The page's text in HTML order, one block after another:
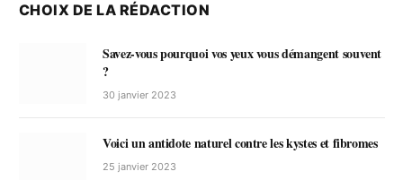
CHOIX DE LA RÉDACTION
Savez-vous pourquoi vos yeux vous démangent souvent
?
30 janvier 2023
Voici un antidote naturel contre les kystes et fibromes
25 janvier 2023